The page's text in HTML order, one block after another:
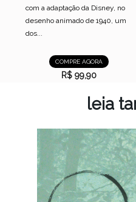
com a adaptação da Disney, no
desenho animado de 1940, um
dos...
COMPRE AGORA
R$ 99,90
leia